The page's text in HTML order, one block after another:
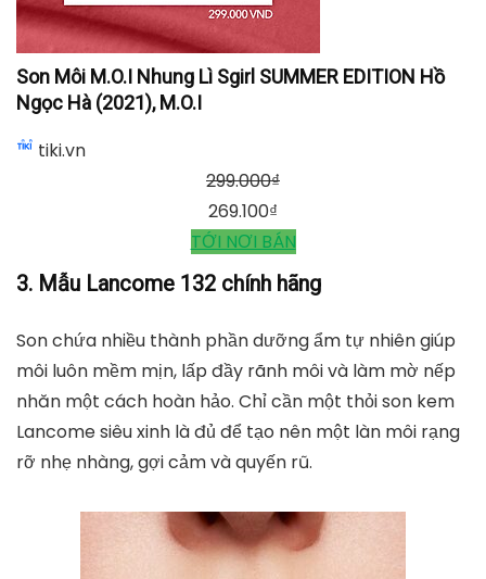
Son Môi M.O.I Nhung Lì Sgirl SUMMER EDITION Hồ
Ngọc Hà (2021), M.O.I
tiki.vn
299.000₫
269.100₫
TỚI NƠI BÁN
3. Mẫu Lancome 132 chính hãng
Son chứa nhiều thành phần dưỡng ẩm tự nhiên giúp
môi luôn mềm mịn, lấp đầy rãnh môi và làm mờ nếp
nhăn một cách hoàn hảo. Chỉ cần một thỏi son kem
Lancome siêu xinh là đủ để tạo nên một làn môi rạng
rỡ nhẹ nhàng, gợi cảm và quyến rũ.